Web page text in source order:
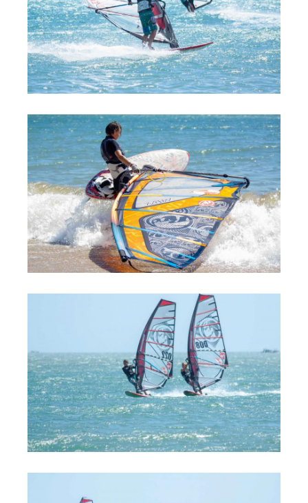
Фото
Видео
Места катания
Наши станции
Ветратория.Дахаб
Ветратория Россия
Ветратория.Вьетнам
Цены
Обучение Виндсерфингу
Прокат виндсерфинга и винг фойла
Классический серфинг и SUP
Продажа оборудования
Обучение кайтсерфингу
Система скидок
Обучение Wing Foil